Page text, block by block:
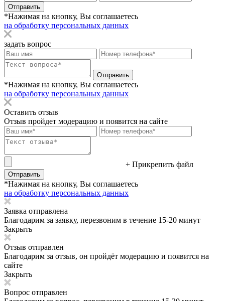
Отправить
*Нажимая на кнопку, Вы соглашаетесь
на обработку персональных данных
задать вопрос
Отправить
*Нажимая на кнопку, Вы соглашаетесь
на обработку персональных данных
Оставить отзыв
Отзыв пройдет модерацию и появится на сайте
+ Прикрепить файл
Отправить
*Нажимая на кнопку, Вы соглашаетесь
на обработку персональных данных
Заявка отправлена
Благодарим за заявку, перезвоним в течение 15-20 минут
Закрыть
Отзыв отправлен
Благодарим за отзыв, он пройдёт модерацию и появится на
сайте
Закрыть
Вопрос отправлен